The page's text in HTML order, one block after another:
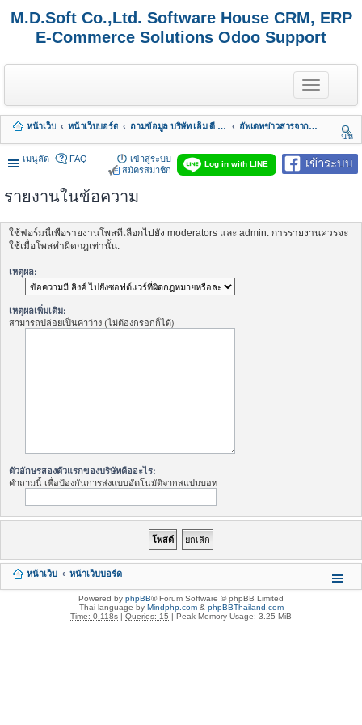
M.D.Soft Co.,Ltd. Software House CRM, ERP
E-Commerce Solutions Odoo Support
T
o
g
l
e
n
a
t
หน้าเว็บ หน้าเว็บบอร์ด ถามข้อมูล บริษัท เอ็ม ดี ซอฟต์ จำกัด
อัพเดทข่าวสารจากทางบริษัท
นห
า
เมนูลัด
เข้าระบบ
Log in with LINE
FAQ
เข้าสู่ระบบ
สมัครสมาชิก
รายงานในข้อความ
ใช้ฟอร์มนี้เพื่อรายงานโพสที่เลือกไปยัง moderators และ admin. การรายงานควรจะ
ใช้เมื่อโพสทำผิดกฎเท่านั้น.
เหตุผล:
เหตุผลเพิ่มเติม:
สามารถปล่อยเป็นค่าว่าง (ไม่ต้องกรอกก็ได้)
ตัวอักษรสองตัวแรกของบริษัทคืออะไร:
คำถามนี้ เพื่อป้องกันการส่งแบบอัตโนมัติจากสแปมบอท
หน้าเว็บ หน้าเว็บบอร์ด
Powered by phpBB® Forum Software © phpBB Limited
Thai language by Mindphp.com& phpBBThailand.com
Time: 0.118s | Queries: 15 | Peak Memory Usage: 3.25 MiB